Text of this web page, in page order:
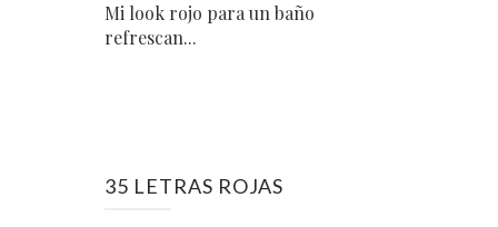
Mi look rojo para un baño
refrescan...
35 LETRAS ROJAS